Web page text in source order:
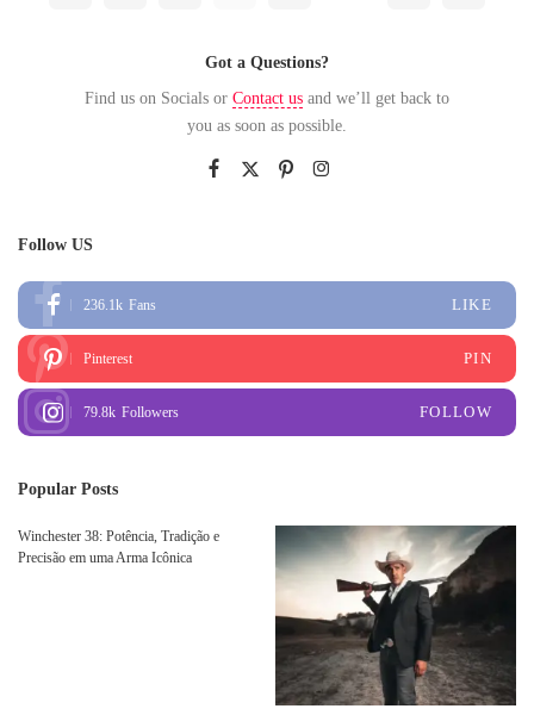
Got a Questions?
Find us on Socials or Contact us and we’ll get back to
you as soon as possible.
Follow US
236.1k Fans LIKE
Pinterest PIN
79.8k Followers FOLLOW
Popular Posts
Winchester 38: Potência, Tradição e
Precisão em uma Arma Icônica